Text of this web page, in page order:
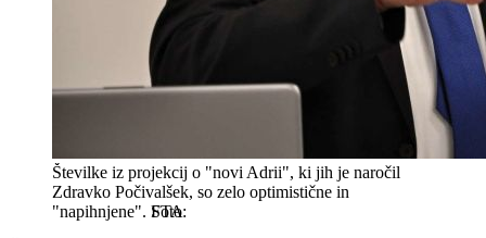
Številke iz projekcij o "novi Adrii", ki jih je naročil
Zdravko Počivalšek, so zelo optimistične in
"napihnjene". STA